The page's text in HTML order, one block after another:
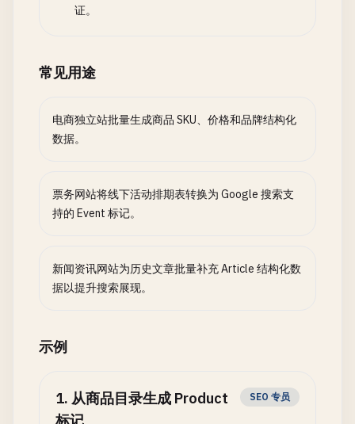
证。
常见用途
电商独立站批量生成商品 SKU、价格和品牌结构化
数据。
票务网站将线下活动排期表转换为 Google 搜索支
持的 Event 标记。
新闻资讯网站为历史文章批量补充 Article 结构化数
据以提升搜索展现。
示例
1. 从商品目录生成 Product
SEO 专员